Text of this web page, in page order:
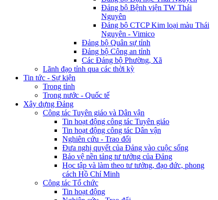
Đảng bộ Bệnh viện TW Thái
Nguyên
Đảng bộ CTCP Kim loại màu Thái
Nguyên - Vimico
Đảng bộ Quân sự tỉnh
Đảng bộ Công an tỉnh
Các Đảng bộ Phường, Xã
Lãnh đạo tỉnh qua các thời kỳ
Tin tức - Sự kiện
Trong tỉnh
Trong nước - Quốc tế
Xây dựng Đảng
Công tác Tuyên giáo và Dân vận
Tin hoạt động công tác Tuyên giáo
Tin hoạt động công tác Dân vận
Nghiên cứu - Trao đổi
Đưa nghị quyết của Đảng vào cuộc sống
Bảo vệ nền tảng tư tưởng của Đảng
Học tập và làm theo tư tưởng, đạo đức, phong
cách Hồ Chí Minh
Công tác Tổ chức
Tin hoạt động